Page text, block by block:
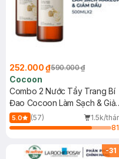
252.000 ₫590.000 ₫
Cocoon
Combo 2 Nước Tẩy Trang Bí
Đao Cocoon Làm Sạch &
Dầu 500ml
5.0 (57)
1.5k/
81
-31